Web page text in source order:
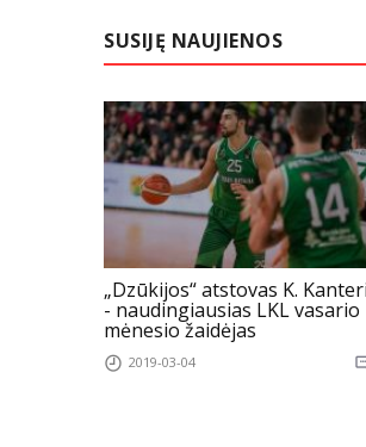
SUSIJĘ NAUJIENOS
„Dzūkijos“ atstovas K.
- naudingiausias LKL vasario
mėnesio žaidėjas
2019-03-04